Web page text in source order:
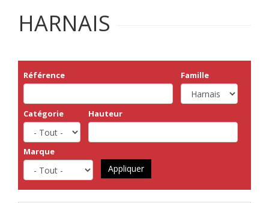
HARNAIS
Référence Famille
Catégorie Hauteur
Marque
Appliquer